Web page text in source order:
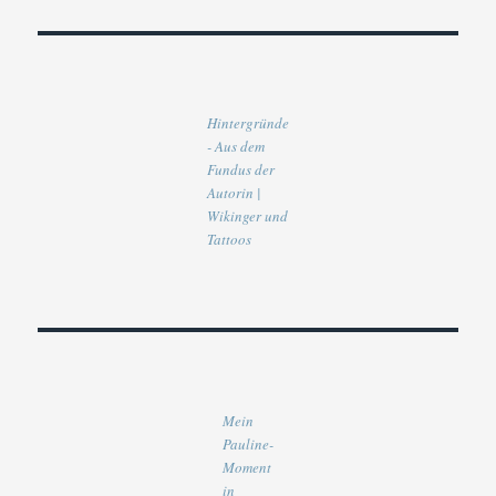
Hintergründe
- Aus dem
Fundus der
Autorin |
Wikinger und
Tattoos
Mein
Pauline-
Moment
in